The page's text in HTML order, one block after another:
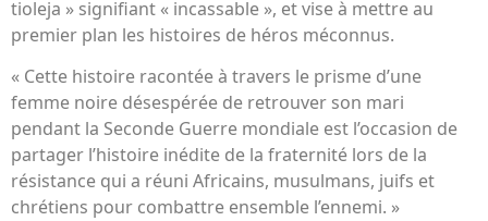
tioleja » signifiant « incassable », et vise à mettre au
premier plan les histoires de héros méconnus.
« Cette histoire racontée à travers le prisme d’une
femme noire désespérée de retrouver son mari
pendant la Seconde Guerre mondiale est l’occasion de
partager l’histoire inédite de la fraternité lors de la
résistance qui a réuni Africains, musulmans, juifs et
chrétiens pour combattre ensemble l’ennemi. »